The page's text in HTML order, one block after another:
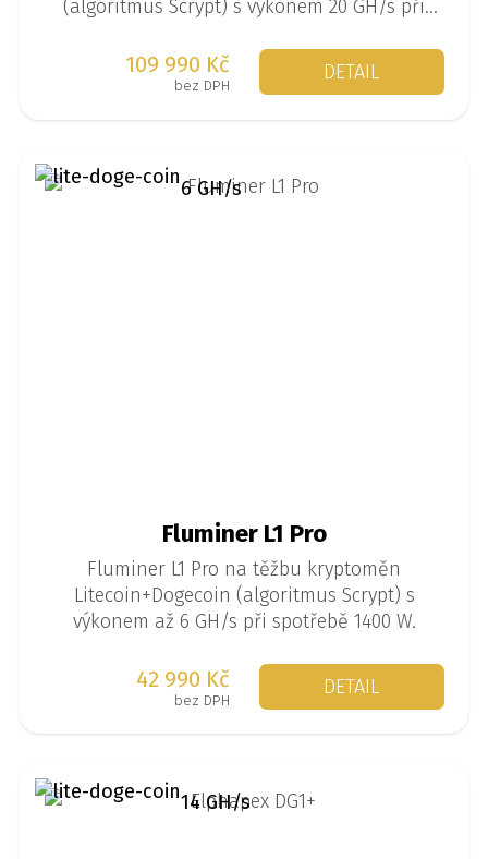
(algoritmus Scrypt) s výkonem 20 GH/s při
109 990 Kč
bez DPH
DETAIL
Fluminer L1 Pro
Fluminer L1 Pro na těžbu kryptoměn
Litecoin+Dogecoin (algoritmus Scrypt) s
výkonem až 6 GH/s při spotřebě 1400 W.
42 990 Kč
bez DPH
DETAIL
6 GH/s
14 GH/s